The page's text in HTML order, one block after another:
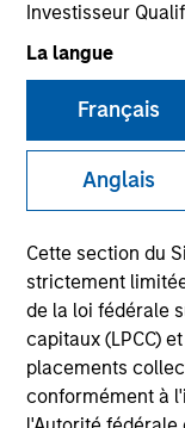
Investisseur
La langue
Français
Anglais
Cette section du
strictement
de la loi fédérale
capitaux (LPCC)
placements
conformément à
SECTOR
Healthcare
COUNTRY
United States